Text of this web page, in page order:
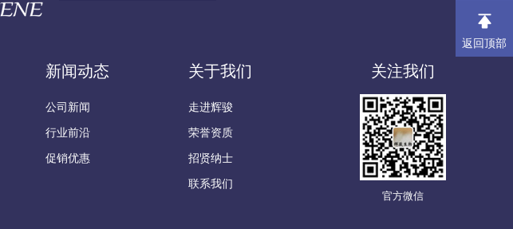
新闻动态
公司新闻
行业前沿
促销优惠
关于我们
走进辉骏
荣誉资质
招贤纳士
联系我们
关注我们
官方微信
返回顶部